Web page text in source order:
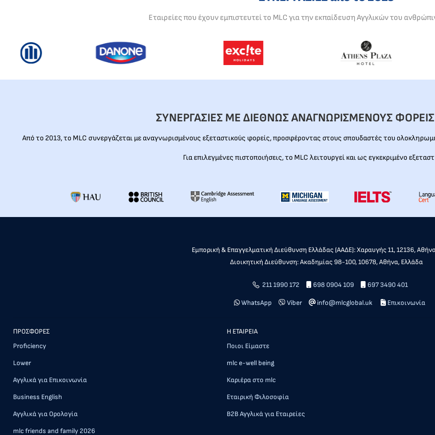
Εταιρείες που έχουν εμπιστευτεί το MLC για την εκπαίδευση Αγγλικών του
ΣΥΝΕΡΓΑΣΙΕΣ ΜΕ ΔΙΕΘΝΩΣ ΑΝΑΓΝΩΡΙΣΜΕΝΟΥΣ
Από το 2013, το MLC συνεργάζεται με αναγνωρισμένους εξεταστικούς φορείς, προσφέροντας στους σπουδαστές του
Για επιλεγμένες πιστοποιήσεις, το MLC λειτουργεί και ως εγκεκριμένο
Εμπορική & Επαγγελματική Διεύθυνση Ελλάδας (ΑΑΔΕ): Χαραυγής 11, 12136,
Διοικητική Διεύθυνση: Ακαδημίας 98-100, 10678, Αθήνα, Ελλάδα
211 1990 172 698 0904 109 697 3490 401
WhatsApp Viber info@mlcglobal.uk Επικοινωνία
ΠΡΟΣΦΟΡΕΣ
Proficiency
Lower
Αγγλικά για Επικοινωνία
Business English
Αγγλικά για Ορολογία
mlc friends and family 2026
Η ΕΤΑΙΡΕΙΑ
Ποιοι Είμαστε
mlc e-well being
Καριέρα στο mlc
Εταιρική Φιλοσοφία
Β2Β Αγγλικά για Εταιρείες